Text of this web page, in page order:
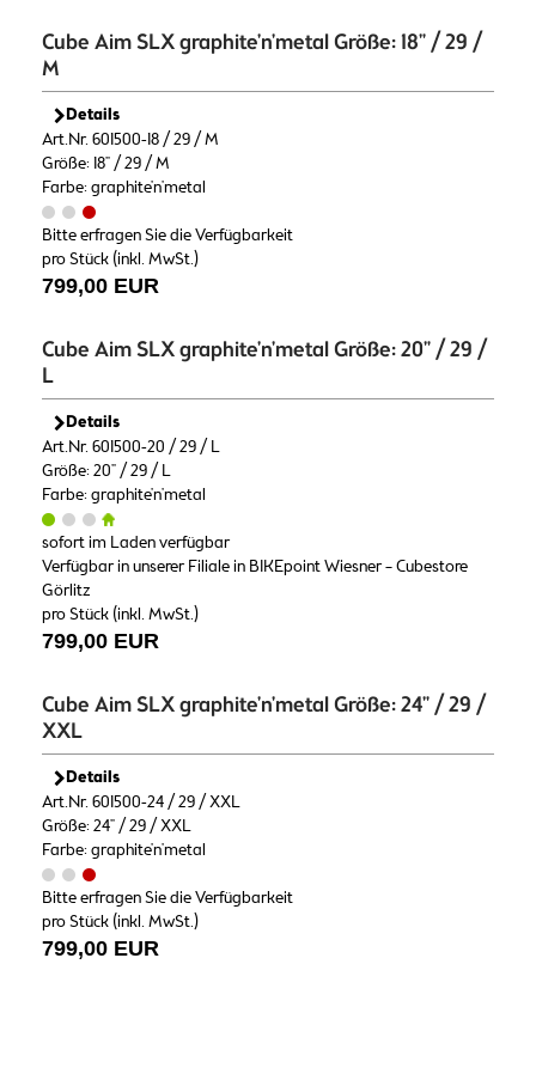
Cube Aim SLX graphite'n'metal Größe: 18" / 29 /
M
Details
Art.Nr. 601500-18 / 29 / M
Größe: 18" / 29 / M
Farbe: graphite'n'metal
Bitte erfragen Sie die Verfügbarkeit
pro Stück (inkl. MwSt.)
799,00 EUR
Cube Aim SLX graphite'n'metal Größe: 20" / 29 /
L
Details
Art.Nr. 601500-20 / 29 / L
Größe: 20" / 29 / L
Farbe: graphite'n'metal
sofort im Laden verfügbar
Verfügbar in unserer Filiale in BIKEpoint Wiesner – Cubestore
Görlitz
pro Stück (inkl. MwSt.)
799,00 EUR
Cube Aim SLX graphite'n'metal Größe: 24" / 29 /
XXL
Details
Art.Nr. 601500-24 / 29 / XXL
Größe: 24" / 29 / XXL
Farbe: graphite'n'metal
Bitte erfragen Sie die Verfügbarkeit
pro Stück (inkl. MwSt.)
799,00 EUR